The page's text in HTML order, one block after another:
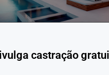
castração